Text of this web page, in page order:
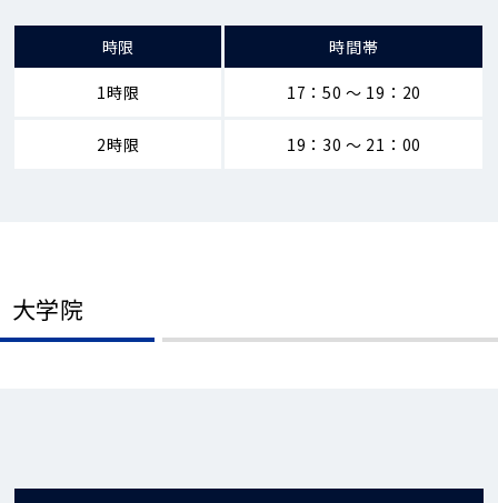
時限 時間帯
1時限 17：50 ～ 19：20
2時限 19：30 ～ 21：00
大学院